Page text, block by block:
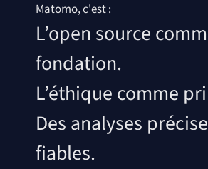
Matomo, c'est :
L’open source
fondation.
L’éthique comme
Des analyses
fiables.